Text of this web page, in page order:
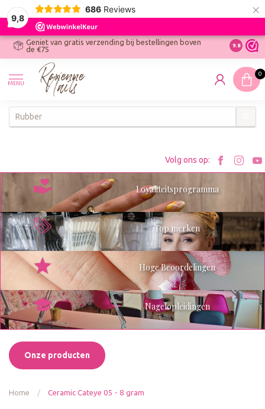
9,8
686 Reviews ×
Geniet van gratis verzending bij bestellingen boven
de €75
Ontdek
9.8
MENU
0
Volg ons op:
Bezoek
Loyaliteitsprogramma
Top merken
Hoge Beoordelingen
Nagelopleidingen
Onze producten
Home / Ceramic Cateye 05 - 8 gram